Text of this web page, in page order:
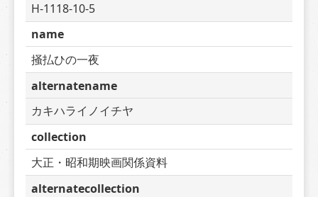
H-1118-10-5
name
掻払ひの一夜
alternatename
カキハライノイチヤ
collection
大正・昭和期映画関係資料
alternatecollection